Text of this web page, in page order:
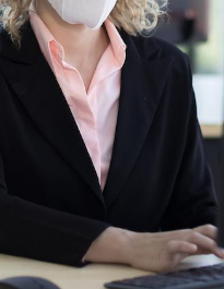
Cytomégalovirus
change dans la
charge des
enceintes
La sieste
de dormir la nuit